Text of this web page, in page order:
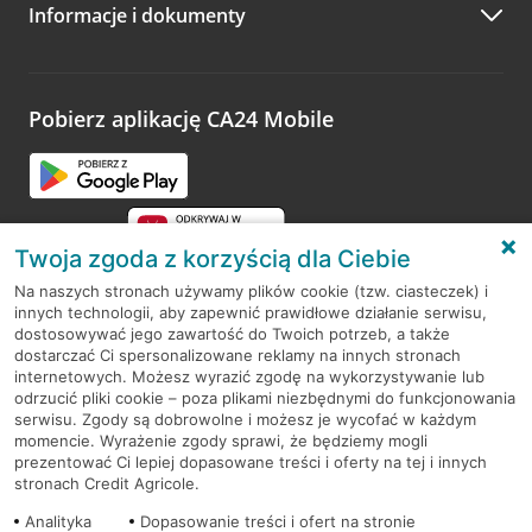
Zachęcamy do podzielenia się z nami opinią o wizycie.
opinie.
Informacje i dokumenty
Pobierz aplikację CA24 Mobile
RODO
Regulamin serwisu
Mapa serwisu
PolitykaCookies
Twoja zgoda z korzyścią dla Ciebie
Na naszych stronach używamy plików cookie (tzw. ciasteczek) i
innych technologii, aby zapewnić prawidłowe działanie serwisu,
dostosowywać jego zawartość do Twoich potrzeb, a także
dostarczać Ci spersonalizowane reklamy na innych stronach
internetowych. Możesz wyrazić zgodę na wykorzystywanie lub
odrzucić pliki cookie – poza plikami niezbędnymi do funkcjonowania
serwisu. Zgody są dobrowolne i możesz je wycofać w każdym
momencie. Wyrażenie zgody sprawi, że będziemy mogli
prezentować Ci lepiej dopasowane treści i oferty na tej i innych
stronach Credit Agricole.
Analityka
Dopasowanie treści i ofert na stronie